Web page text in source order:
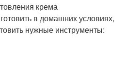
крема
в домашних условиях,
нужные инструменты: